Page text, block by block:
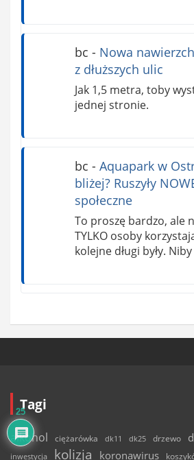
bc - Nowa
z dłuższych ulic
Jak 1,5 metra, toby
jednej stronie.
bc - Aquapark w
bliżej? Ruszyły
społeczne
To proszę bardzo, ale
TYLKO osoby
kolejne długi były.
Tagi
alkohol ciężarówka dk11 dk25 drzewo
inwestycja
kolizja koronawirus
25